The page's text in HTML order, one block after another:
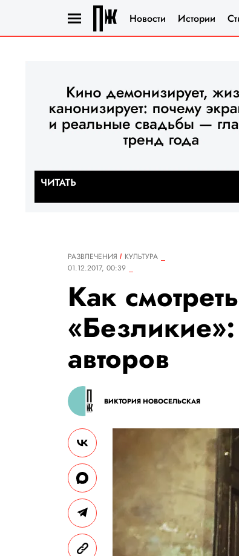
Новости Истории
РАЗВЛЕЧЕНИЯ
КУЛЬТУРА
01.12.2017, 00:39
Как
авторов
ВИКТОРИЯ НОВОСЕЛЬСКАЯ